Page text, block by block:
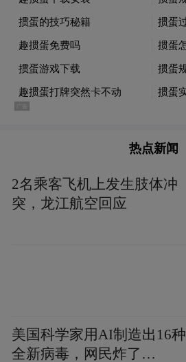
热点新闻
2名乘客飞机上发生肢体冲
突，龙江航空回应
美国科学家用AI制造出16种
全新病毒，网民炸了…